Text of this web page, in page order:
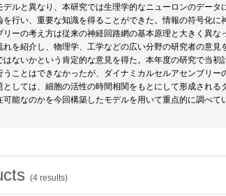
ルと異なり、本研究では生理学的なニューロンのデータ
行い、重要な知識を得ることができた。情報の符号化に
ーの考え方は従来の神経回路網の基本原理と大きく異な
を紹介し、物理学、工学などの広い分野の研究者の意見
ないかという肯定的な意見を得た。本年度の研究で当初
ことはできなかったが、ダイナミカルセルアセンブリー
しては、細胞の活性の時間相関をもとにして形成される
能なのかを今回構築したモデルを用いて重点的に調べて
(4results)